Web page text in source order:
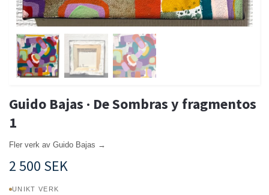
Guido Bajas · De Sombras y fragmentos
1
Fler verk av Guido Bajas →
2 500 SEK
UNIKT VERK